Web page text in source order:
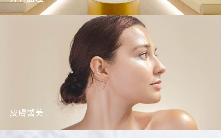
全方位口腔護理服務，提供修復治療、牙周護
理、功能治療及牙齒美容
了解更多
皮膚醫美